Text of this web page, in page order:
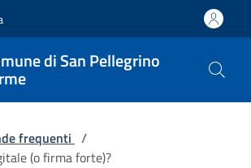
di San Pellegrino
pane
frequenti /
(o firma forte)?